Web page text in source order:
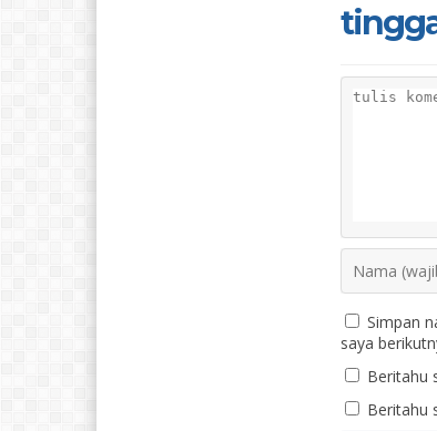
Simpan
saya
Beritahu
Beritahu